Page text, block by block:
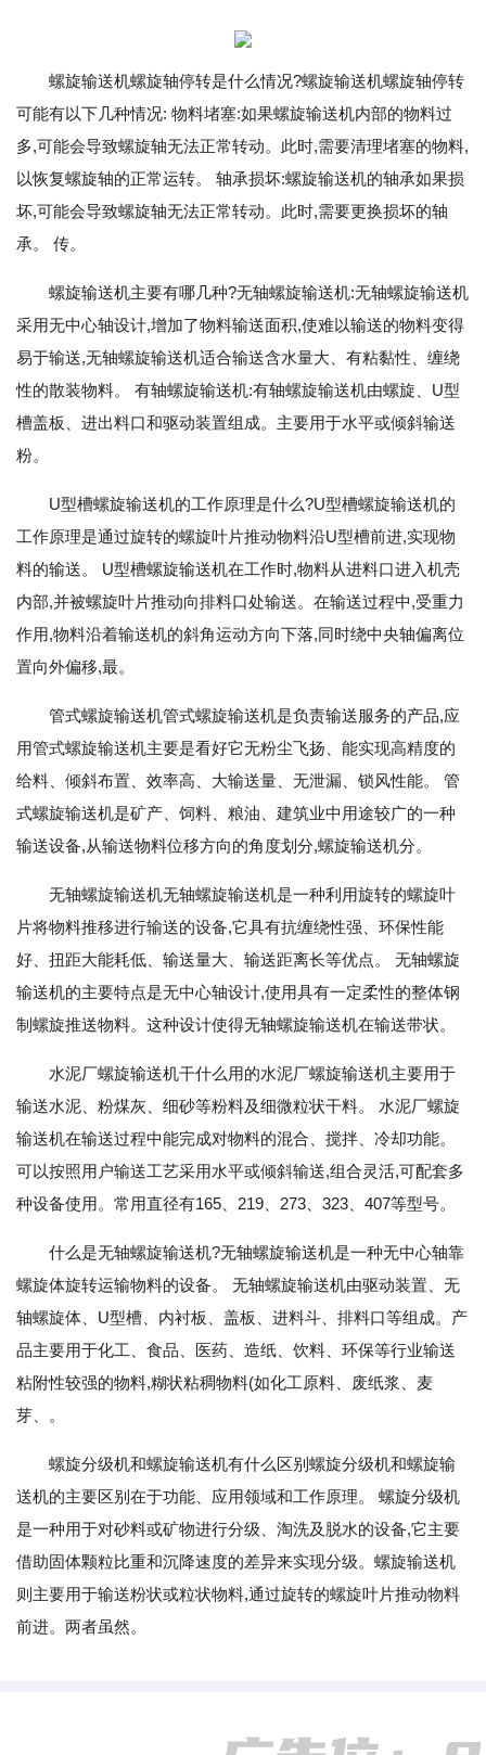
螺旋输送机螺旋轴停转是什么情况?螺旋输送机螺旋轴停转
可能有以下几种情况: 物料堵塞:如果螺旋输送机内部的物料过
多,可能会导致螺旋轴无法正常转动。此时,需要清理堵塞的物料,
以恢复螺旋轴的正常运转。 轴承损坏:螺旋输送机的轴承如果损
坏,可能会导致螺旋轴无法正常转动。此时,需要更换损坏的轴
承。 传。
螺旋输送机主要有哪几种?无轴螺旋输送机:无轴螺旋输送机
采用无中心轴设计,增加了物料输送面积,使难以输送的物料变得
易于输送,无轴螺旋输送机适合输送含水量大、有粘黏性、缠绕
性的散装物料。 有轴螺旋输送机:有轴螺旋输送机由螺旋、U型
槽盖板、进出料口和驱动装置组成。主要用于水平或倾斜输送
粉。
U型槽螺旋输送机的工作原理是什么?U型槽螺旋输送机的
工作原理是通过旋转的螺旋叶片推动物料沿U型槽前进,实现物
料的输送。 U型槽螺旋输送机在工作时,物料从进料口进入机壳
内部,并被螺旋叶片推动向排料口处输送。在输送过程中,受重力
作用,物料沿着输送机的斜角运动方向下落,同时绕中央轴偏离位
置向外偏移,最。
管式螺旋输送机管式螺旋输送机是负责输送服务的产品,应
用管式螺旋输送机主要是看好它无粉尘飞扬、能实现高精度的
给料、倾斜布置、效率高、大输送量、无泄漏、锁风性能。 管
式螺旋输送机是矿产、饲料、粮油、建筑业中用途较广的一种
输送设备,从输送物料位移方向的角度划分,螺旋输送机分。
无轴螺旋输送机无轴螺旋输送机是一种利用旋转的螺旋叶
片将物料推移进行输送的设备,它具有抗缠绕性强、环保性能
好、扭距大能耗低、输送量大、输送距离长等优点。 无轴螺旋
输送机的主要特点是无中心轴设计,使用具有一定柔性的整体钢
制螺旋推送物料。这种设计使得无轴螺旋输送机在输送带状。
水泥厂螺旋输送机干什么用的水泥厂螺旋输送机主要用于
输送水泥、粉煤灰、细砂等粉料及细微粒状干料。 水泥厂螺旋
输送机在输送过程中能完成对物料的混合、搅拌、冷却功能。
可以按照用户输送工艺采用水平或倾斜输送,组合灵活,可配套多
种设备使用。常用直径有165、219、273、323、407等型号。
什么是无轴螺旋输送机?无轴螺旋输送机是一种无中心轴靠
螺旋体旋转运输物料的设备。 无轴螺旋输送机由驱动装置、无
轴螺旋体、U型槽、内衬板、盖板、进料斗、排料口等组成。产
品主要用于化工、食品、医药、造纸、饮料、环保等行业输送
粘附性较强的物料,糊状粘稠物料(如化工原料、废纸浆、麦
芽、。
螺旋分级机和螺旋输送机有什么区别螺旋分级机和螺旋输
送机的主要区别在于功能、应用领域和工作原理。 螺旋分级机
是一种用于对砂料或矿物进行分级、淘洗及脱水的设备,它主要
借助固体颗粒比重和沉降速度的差异来实现分级。螺旋输送机
则主要用于输送粉状或粒状物料,通过旋转的螺旋叶片推动物料
前进。两者虽然。